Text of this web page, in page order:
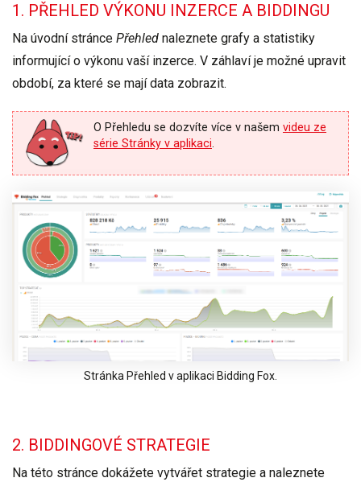
1. PŘEHLED VÝKONU INZERCE A BIDDINGU
Na úvodní stránce Přehled naleznete grafy a statistiky
informující o výkonu vaší inzerce. V záhlaví je možné upravit
období, za které se mají data zobrazit.
O Přehledu se dozvíte více v našem videu ze
série Stránky v aplikaci.
Stránka Přehled v aplikaci Bidding Fox.
2. BIDDINGOVÉ STRATEGIE
Na této stránce dokážete vytvářet strategie a naleznete